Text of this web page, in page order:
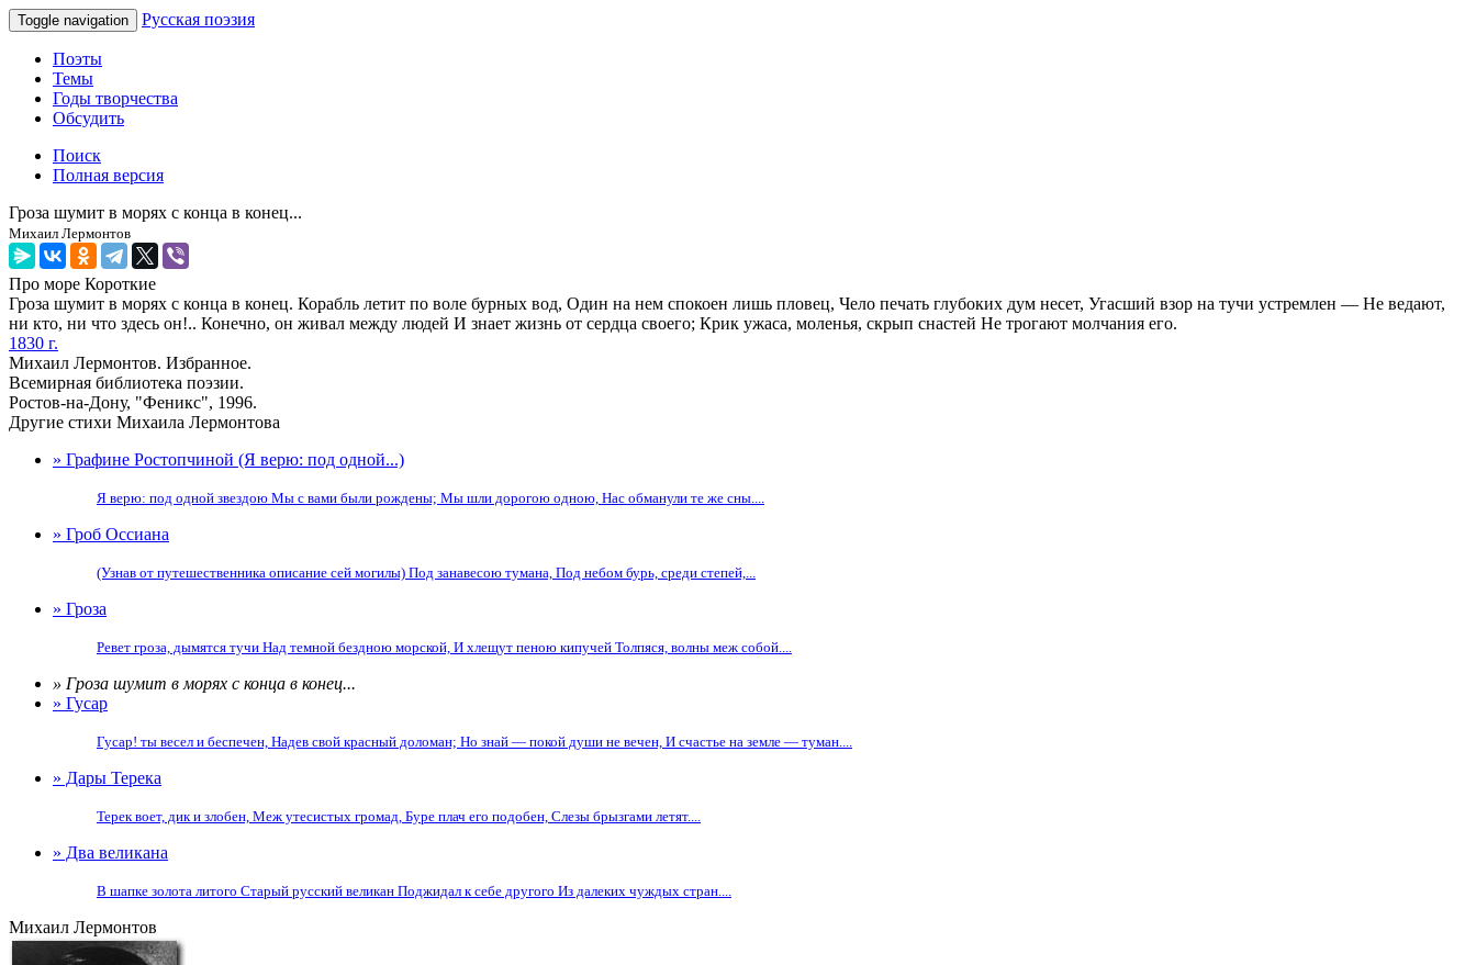
Toggle navigation Русская поэзия
Поэты
Темы
Годы творчества
Обсудить
Поиск
Полная версия
Гроза шумит в морях с конца в конец...
Михаил Лермонтов
Про море Короткие
Гроза шумит в морях с конца в конец. Корабль летит по воле бурных вод, Один на нем спокоен лишь пловец, Чело печать глубоких дум несет, Угасший взор на тучи устремлен — Не ведают,
ни кто, ни что здесь он!.. Конечно, он живал между людей И знает жизнь от сердца своего; Крик ужаса, моленья, скрып снастей Не трогают молчания его.
1830 г.
Михаил Лермонтов. Избранное.
Всемирная библиотека поэзии.
Ростов-на-Дону, "Феникс", 1996.
Другие стихи Михаила Лермонтова
» Графине Ростопчиной (Я верю: под одной...)
Я верю: под одной звездою Мы с вами были рождены; Мы шли дорогою одною, Нас обманули те же сны....
» Гроб Оссиана
(Узнав от путешественника описание сей могилы) Под занавесою тумана, Под небом бурь, среди степей,...
» Гроза
Ревет гроза, дымятся тучи Над темной бездною морской, И хлещут пеною кипучей Толпяся, волны меж собой....
» Гроза шумит в морях с конца в конец...
» Гусар
Гусар! ты весел и беспечен, Надев свой красный доломан; Но знай — покой души не вечен, И счастье на земле — туман....
» Дары Терека
Терек воет, дик и злобен, Меж утесистых громад, Буре плач его подобен, Слезы брызгами летят....
» Два великана
В шапке золота литого Старый русский великан Поджидал к себе другого Из далеких чуждых стран....
Михаил Лермонтов